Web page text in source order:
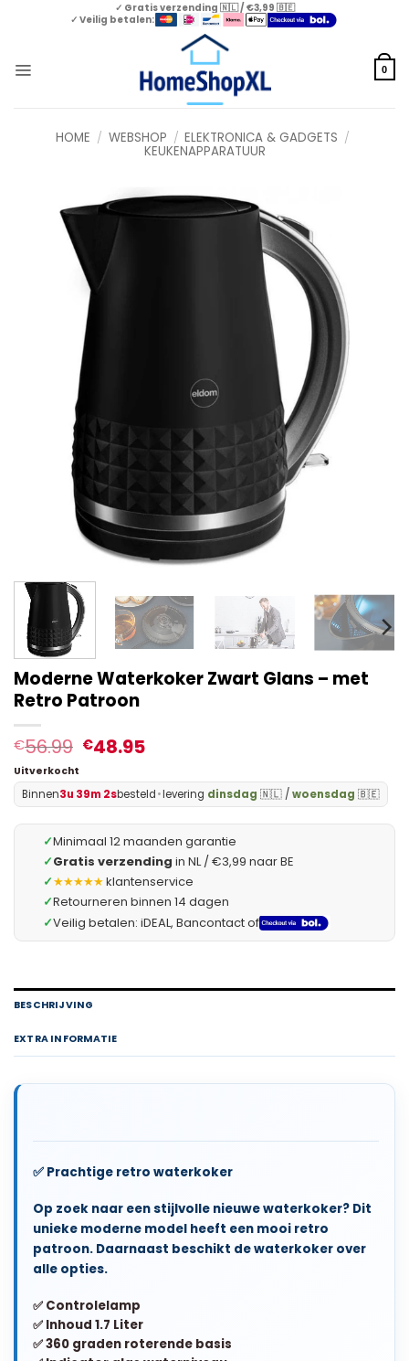
✓ Gratis verzending 🇳🇱 / €3,99 🇧🇪
✓ Veilig betalen:
0
HOME / WEBSHOP / ELEKTRONICA & GADGETS /
KEUKENAPPARATUUR
Moderne Waterkoker Zwart Glans – met
Retro Patroon
€56.99 €48.95
Uitverkocht
Binnen3u 39m 2sbesteld•levering dinsdag 🇳🇱 /woensdag 🇧🇪
✓Minimaal 12 maanden garantie
✓Gratis verzending in NL / €3,99 naar BE
✓★★★★★klantenservice
✓Retourneren binnen 14 dagen
✓Veilig betalen: iDEAL, Bancontact of
BESCHRIJVING
EXTRA INFORMATIE
✅ Prachtige retro waterkoker
Op zoek naar een stijlvolle nieuwe waterkoker? Dit
unieke moderne model heeft een mooi retro
patroon. Daarnaast beschikt de waterkoker over
alle opties.
✅ Controlelamp
✅ Inhoud 1.7 Liter
✅ 360 graden roterende basis